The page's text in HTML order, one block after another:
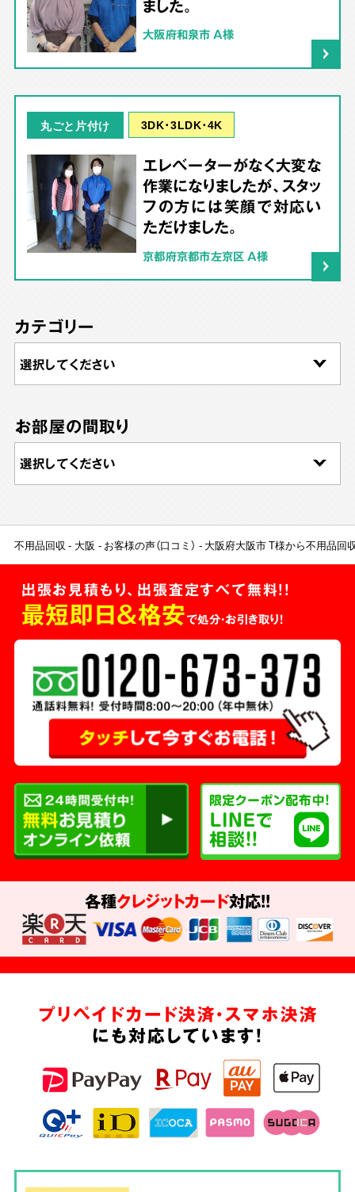
ました。
大阪府和泉市 A様
丸ごと片付け 3DK･3LDK･4K
エレベーターがなく大変な
作業になりましたが、スタッ
フの方には笑顔で対応い
ただけました。
京都府京都市左京区 A様
カテゴリー
お部屋の間取り
不用品回収 大阪 お客様の声（口コミ） 大阪府大阪市 T様から不用品回
出張お見積もり、出張査定すべて無料!!
最短即日＆格安で処分・お引き取り！
各種クレジットカード対応!!
プリペイドカード決済・スマホ決済
にも対応しています!